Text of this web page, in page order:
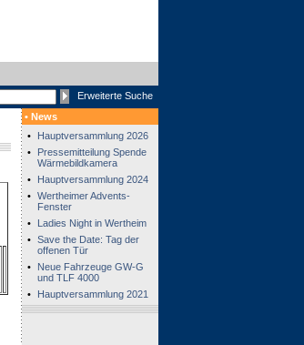
Erweiterte Suche
• News
•
Hauptversammlung 2026
•
Pressemitteilung Spende
Wärmebildkamera
•
Hauptversammlung 2024
• Wertheimer Advents-
Fenster
•
Ladies Night in Wertheim
• Save the Date: Tag der
offenen Tür
•
Neue Fahrzeuge GW-G
und TLF 4000
•
Hauptversammlung 2021